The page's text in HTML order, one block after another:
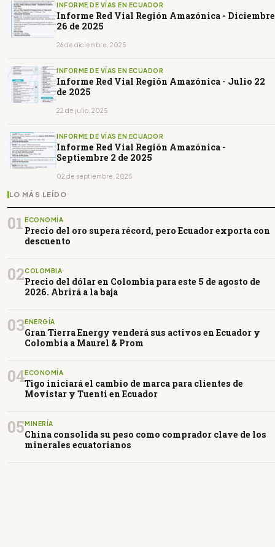
INFORME DE VÍAS EN ECUADOR
Informe Red Vial Región Amazónica - Diciembre
26 de 2025
26 de diciembre, 2025
INFORME DE VÍAS EN ECUADOR
Informe Red Vial Región Amazónica - Julio 22
de 2025
22 de julio, 2025
INFORME DE VÍAS EN ECUADOR
Informe Red Vial Región Amazónica -
Septiembre 2 de 2025
02 de septiembre, 2025
LO MÁS LEÍDO
01 ECONOMÍA
Precio del oro supera récord, pero Ecuador exporta con
descuento
02COLOMBIA
Precio del dólar en Colombia para este 5 de agosto de
2026. Abrirá a la baja
03ENERGÍA
Gran Tierra Energy venderá sus activos en Ecuador y
Colombia a Maurel & Prom
04ECONOMÍA
Tigo iniciará el cambio de marca para clientes de
Movistar y Tuenti en Ecuador
05MINERÍA
China consolida su peso como comprador clave de los
minerales ecuatorianos